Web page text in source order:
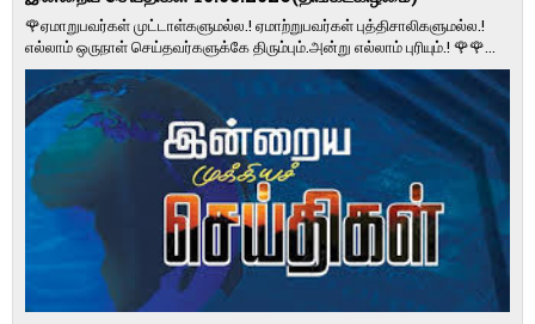
🌹ஏமாறுபவர்கள் முட்டாள்களுமல்ல.! ஏமாற்றுபவர்கள் புத்திசாலிகளுமல்ல.!
எல்லாம் ஒருநாள் செய்தவர்களுக்கே திரும்பும்.அன்று எல்லாம் புரியும்.! 🌹🌹...